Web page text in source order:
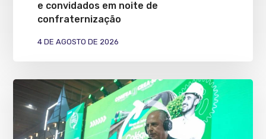
e convidados em noite de
confraternização
4 DE AGOSTO DE 2026